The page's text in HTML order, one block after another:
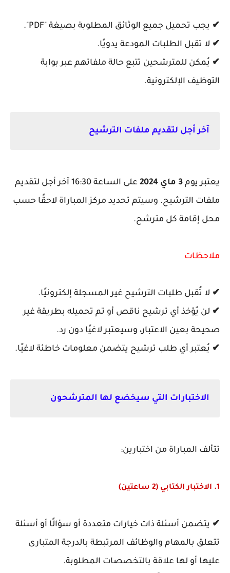
✔ يجب تحميل جميع الوثائق المطلوبة بصيغة "PDF".
✔ لا تقبل الطلبات المودعة يدويًا.
✔ يُمكن للمترشحين تتبع حالة ملفاتهم عبر بوابة
التوظيف الإلكترونية.
آخر أجل لتقديم ملفات الترشيح
يعتبر يوم 3 ماي 2024
على الساعة 16:30 آخر أجل لتقديم
ملفات الترشيح. وسيتم تحديد مركز المباراة لاحقًا حسب
محل إقامة كل مترشح.
ملاحظات
✔ لا تُقبل طلبات الترشيح غير المسجلة إلكترونيًا.
✔ لن يُؤخذ أي ترشيح ناقص أو تم تحميله بطريقة غير
صحيحة بعين الاعتبار، وسيعتبر لاغيًا دون رد.
✔ يُعتبر أي طلب ترشيح يتضمن معلومات خاطئة لاغيًا.
الاختبارات التي سيخضع لها المترشحون
تتألف المباراة من اختبارين:
1. الاختبار الكتابي (2 ساعتين)
✔ يتضمن أسئلة ذات خيارات متعددة أو سؤالًا أو أسئلة
تتعلق بالمهام والوظائف المرتبطة بالدرجة المتبارى
عليها أو لها علاقة بالتخصصات المطلوبة.